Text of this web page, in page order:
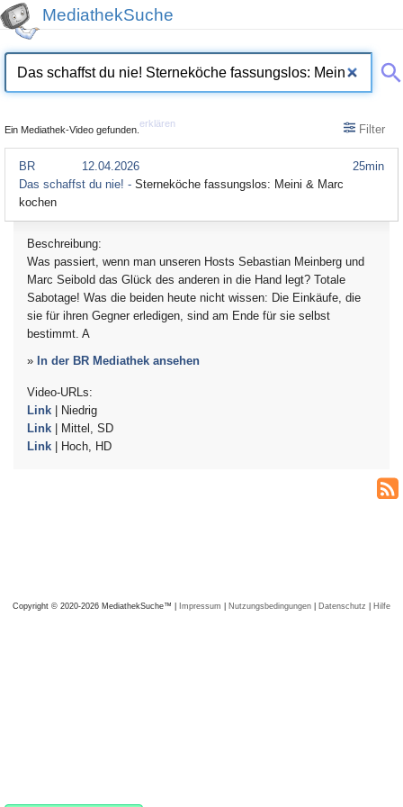
MediathekSuche
Ein Mediathek-Video gefunden.
erklären Filter
25min
BR
12.04.2026
Das schaffst du nie! - Sterneköche fassungslos: Meini & Marc
kochen
Beschreibung:
Was passiert, wenn man unseren Hosts Sebastian Meinberg und
Marc Seibold das Glück des anderen in die Hand legt? Totale
Sabotage! Was die beiden heute nicht wissen: Die Einkäufe, die
sie für ihren Gegner erledigen, sind am Ende für sie selbst
bestimmt. A
» In der BR Mediathek ansehen
Video-URLs:
Link | Niedrig
Link | Mittel, SD
Link | Hoch, HD
Copyright © 2020-2026 MediathekSuche™ | Impressum | Nutzungsbedingungen | Datenschutz | Hilfe